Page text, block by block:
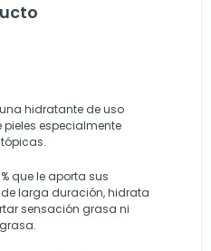
hidratante de uso
especialmente
que le aporta sus
larga duración, hidrata
sensación grasa ni